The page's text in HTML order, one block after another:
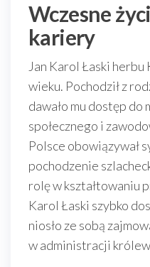
Wczesne
kariery
Jan Karol Łaski herbu
wieku. Pochodził z
dawało mu dostęp do
społecznego i
Polsce obowiązywał
pochodzenie
rolę w kształtowaniu
Karol Łaski szybko
niosło ze sobą
w administracji